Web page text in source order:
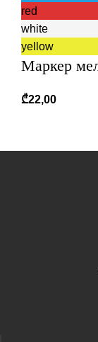
red
white
yellow
Маркер
₾22,00